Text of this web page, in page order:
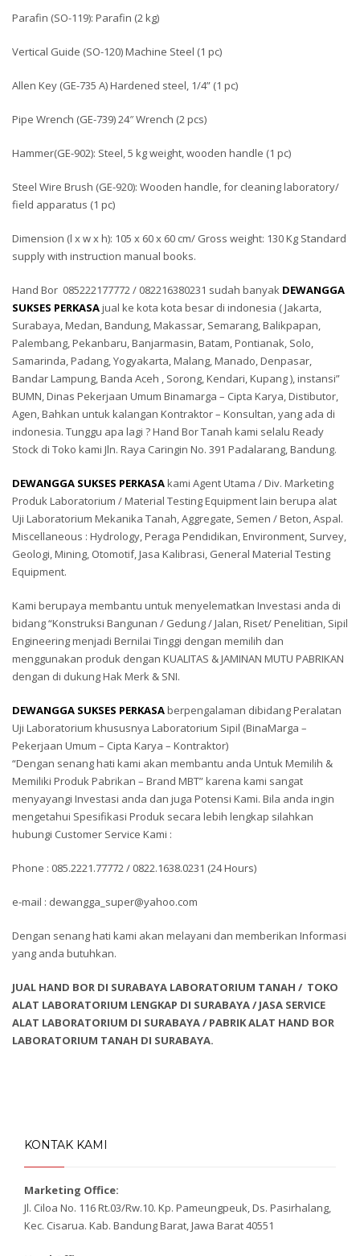
Parafin (SO-119): Parafin (2 kg)
Vertical Guide (SO-120) Machine Steel (1 pc)
Allen Key (GE-735 A) Hardened steel, 1/4” (1 pc)
Pipe Wrench (GE-739) 24″ Wrench (2 pcs)
Hammer(GE-902): Steel, 5 kg weight, wooden handle (1 pc)
Steel Wire Brush (GE-920): Wooden handle, for cleaning laboratory/
field apparatus (1 pc)
Dimension (l x w x h): 105 x 60 x 60 cm/ Gross weight: 130 Kg Standard
supply with instruction manual books.
Hand Bor 085222177772 / 082216380231 sudah banyak DEWANGGA
SUKSES PERKASAjual ke kota kota besar di indonesia ( Jakarta,
Surabaya, Medan, Bandung, Makassar, Semarang, Balikpapan,
Palembang, Pekanbaru, Banjarmasin, Batam, Pontianak, Solo,
Samarinda, Padang, Yogyakarta, Malang, Manado, Denpasar,
Bandar Lampung, Banda Aceh , Sorong, Kendari, Kupang ), instansi”
BUMN, Dinas Pekerjaan Umum Binamarga – Cipta Karya, Distibutor,
Agen, Bahkan untuk kalangan Kontraktor – Konsultan, yang ada di
indonesia. Tunggu apa lagi ? Hand Bor Tanah kami selalu Ready
Stock di Toko kami Jln. Raya Caringin No. 391 Padalarang, Bandung.
DEWANGGA SUKSES PERKASAkami Agent Utama / Div. Marketing
Produk Laboratorium / Material Testing Equipment lain berupa alat
Uji Laboratorium Mekanika Tanah, Aggregate, Semen / Beton, Aspal.
Miscellaneous : Hydrology, Peraga Pendidikan, Environment, Survey,
Geologi, Mining, Otomotif, Jasa Kalibrasi, General Material Testing
Equipment.
Kami berupaya membantu untuk menyelematkan Investasi anda di
bidang “Konstruksi Bangunan / Gedung / Jalan, Riset/ Penelitian, Sipil
Engineering menjadi Bernilai Tinggi dengan memilih dan
menggunakan produk dengan KUALITAS & JAMINAN MUTU PABRIKAN
dengan di dukung Hak Merk & SNI.
DEWANGGA SUKSES PERKASAberpengalaman dibidang Peralatan
Uji Laboratorium khususnya Laboratorium Sipil (BinaMarga –
Pekerjaan Umum – Cipta Karya – Kontraktor)
“Dengan senang hati kami akan membantu anda Untuk Memilih &
Memiliki Produk Pabrikan – Brand MBT” karena kami sangat
menyayangi Investasi anda dan juga Potensi Kami. Bila anda ingin
mengetahui Spesifikasi Produk secara lebih lengkap silahkan
hubungi Customer Service Kami :
Phone : 085.2221.77772 / 0822.1638.0231 (24 Hours)
e-mail : dewangga_super@yahoo.com
Dengan senang hati kami akan melayani dan memberikan Informasi
yang anda butuhkan.
JUAL HAND BOR DI SURABAYA LABORATORIUM TANAH / TOKO
ALAT LABORATORIUM LENGKAP DI SURABAYA / JASA SERVICE
ALAT LABORATORIUM DI SURABAYA / PABRIK ALAT HAND BOR
LABORATORIUM TANAH DI SURABAYA.
KONTAK KAMI
Marketing Office:
Jl. Ciloa No. 116 Rt.03/Rw.10. Kp. Pameungpeuk, Ds. Pasirhalang,
Kec. Cisarua. Kab. Bandung Barat, Jawa Barat 40551